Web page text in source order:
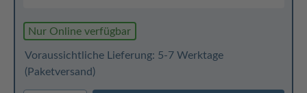
Nur Online verfügbar
Voraussichtliche Lieferung: 5-7 Werktage
(Paketversand)